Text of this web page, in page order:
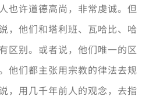
也许道德高尚，非常虔诚。但
，他们和塔利班、瓦哈比、哈
区别。或者说，他们唯一的区
他们都主张用宗教的律法去规
，用几千年前人的观念，去指